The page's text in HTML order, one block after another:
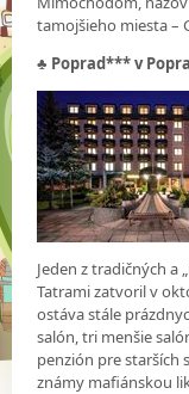
tamojšieho miesta –
♣ Poprad*** v
Jeden z tradičných a
Tatrami zatvoril v
ostáva stále
salón, tri menšie
penzión pre starších
známy mafiánskou